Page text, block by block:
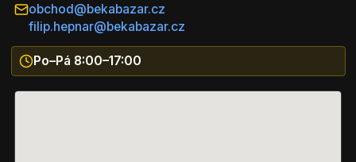
obchod@bekabazar.cz
filip.hepnar@bekabazar.cz
Po–Pá 8:00–17:00